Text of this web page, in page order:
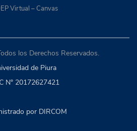
Virtual – Canvas
los Derechos Reservados.
de Piura
N° 20172627421
por DIRCOM